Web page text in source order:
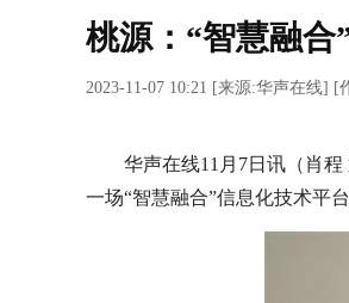
桃源：“智慧融合
2023-11-07 10:21 [来源:华声在线] [
华声在线11月7日讯（肖程
一场“智慧融合”信息化技术平